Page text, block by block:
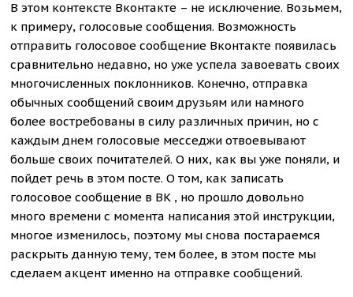
В этом контексте Вконтакте – не исключение. Возьмем,
к примеру, голосовые сообщения. Возможность
отправить голосовое сообщение Вконтакте появилась
сравнительно недавно, но уже успела завоевать своих
многочисленных поклонников. Конечно, отправка
обычных сообщений своим друзьям или намного
более востребованы в силу различных причин, но с
каждым днем голосовые месседжи отвоевывают
больше своих почитателей. О них, как вы уже поняли, и
пойдет речь в этом посте. О том, как записать
голосовое сообщение в ВК , но прошло довольно
много времени с момента написания этой инструкции,
многое изменилось, поэтому мы снова постараемся
раскрыть данную тему, тем более, в этом посте мы
сделаем акцент именно на отправке сообщений.